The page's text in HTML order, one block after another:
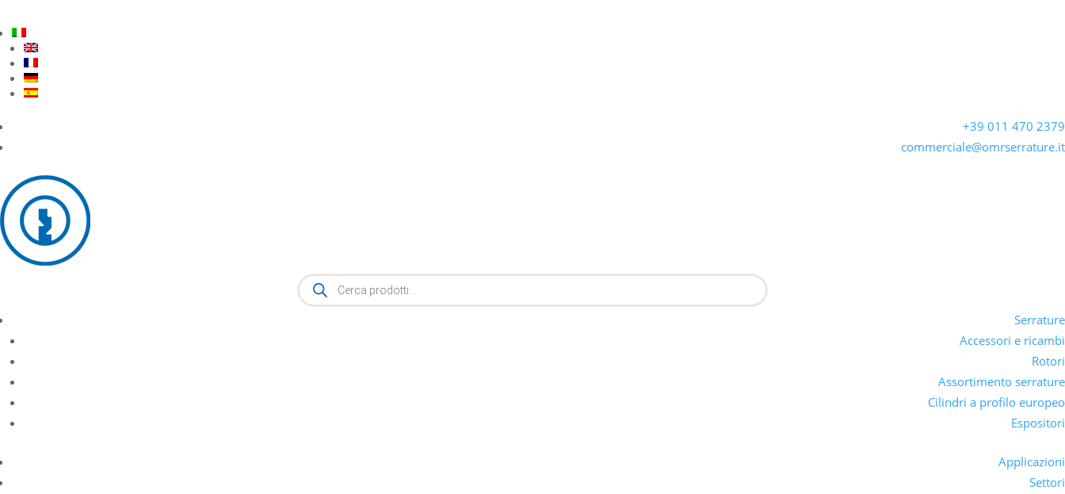
+39 011 470 2379
commerciale@omrserrature.it
Ricerca
prodotti
Serrature
Accessori e ricambi
Rotori
Assortimento serrature
Cilindri a profilo europeo
Espositori
Applicazioni
Settori